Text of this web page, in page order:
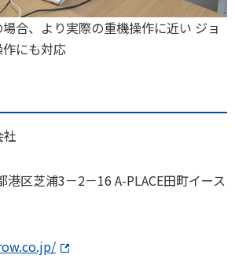
合、より実際の重機操作に近い ジョ
にも対応
社
区芝浦3－2－16 A-PLACE田町イース